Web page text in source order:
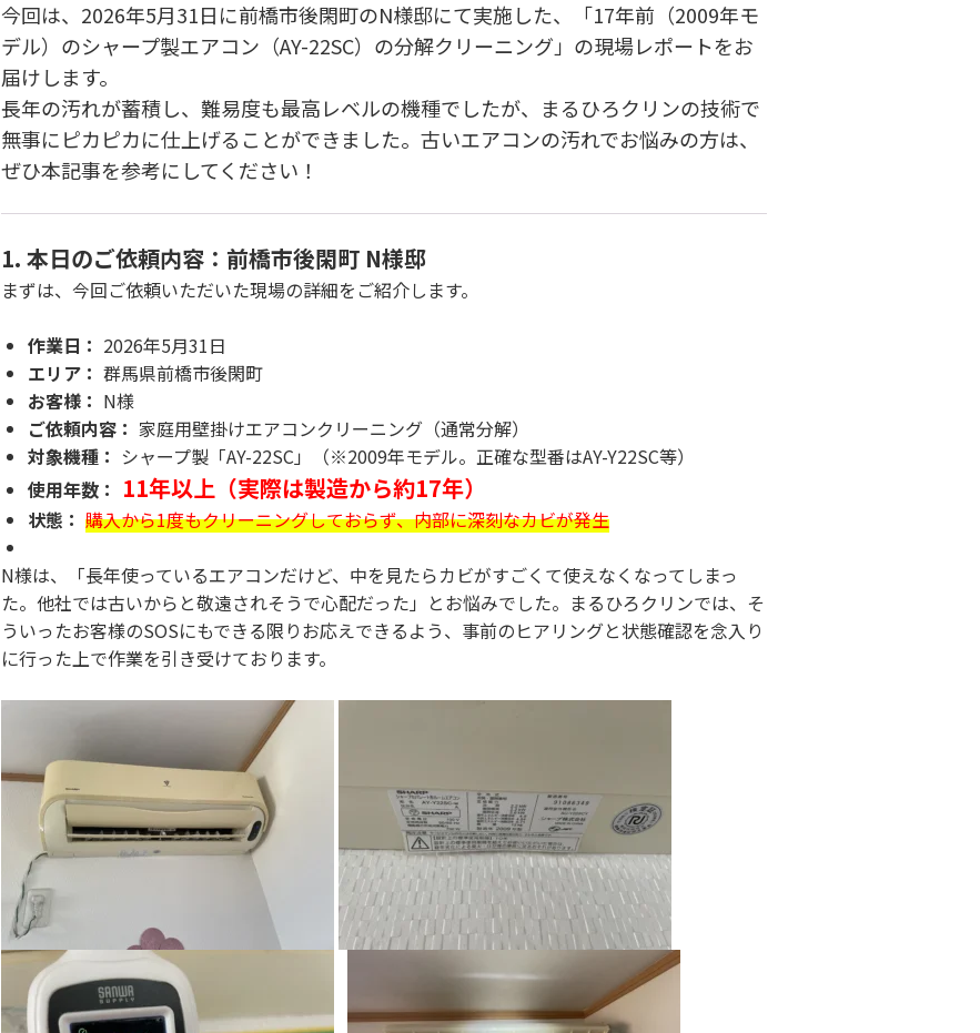
今回は、2026年5月31日に前橋市後閑町のN様邸にて実施した、「17年前（2009年モ
デル）のシャープ製エアコン（AY-22SC）の分解クリーニング」の現場レポートをお
届けします。
長年の汚れが蓄積し、難易度も最高レベルの機種でしたが、まるひろクリンの技術で
無事にピカピカに仕上げることができました。古いエアコンの汚れでお悩みの方は、
ぜひ本記事を参考にしてください！
1. 本日のご依頼内容：前橋市後閑町 N様邸
まずは、今回ご依頼いただいた現場の詳細をご紹介します。
作業日： 2026年5月31日
エリア： 群馬県前橋市後閑町
お客様： N様
ご依頼内容： 家庭用壁掛けエアコンクリーニング（通常分解）
対象機種： シャープ製「AY-22SC」（※2009年モデル。正確な型番はAY-Y22SC等）
使用年数： 11年以上（実際は製造から約17年）
状態： 購入から1度もクリーニングしておらず、内部に深刻なカビが発生
N様は、「長年使っているエアコンだけど、中を見たらカビがすごくて使えなくなってしまっ
た。他社では古いからと敬遠されそうで心配だった」とお悩みでした。まるひろクリンでは、そ
ういったお客様のSOSにもできる限りお応えできるよう、事前のヒアリングと状態確認を念入り
に行った上で作業を引き受けております。